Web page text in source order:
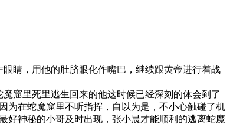
睛，用他的肚脐眼化作嘴巴，继续跟黄帝进行着战
窟里死里逃生回来的他这时候已经深刻的体会到了
为在蛇魔窟里不听指挥，自以为是，不小心触碰了机
好神秘的小哥及时出现，张小晨才能顺利的逃离蛇魔